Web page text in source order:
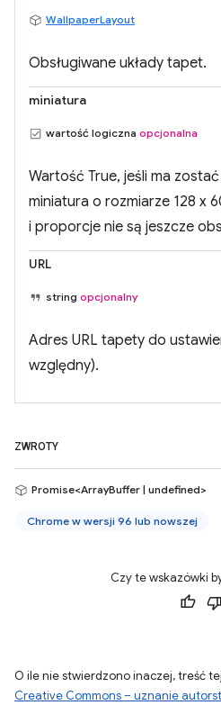
WallpaperLayout
Obsługiwane układy tapet.
miniatura
wartość logiczna opcjonalna
Wartość True, jeśli ma
miniatura o rozmiarze 128 x
i proporcje nie są jeszcze
URL
string opcjonalny
Adres URL tapety do
względny).
ZWROTY
Promise<ArrayBuffer | undefined>
Chrome w wersji 96 lub nowszej
Czy te wskazówki
O ile nie stwierdzono inaczej, treść
Creative Commons – uznanie